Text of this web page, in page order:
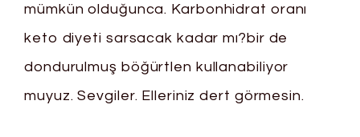
mümkün olduğunca. Karbonhidrat oranı
keto diyeti sarsacak kadar mı?bir de
dondurulmuş böğürtlen kullanabiliyor
muyuz. Sevgiler. Elleriniz dert görmesin.